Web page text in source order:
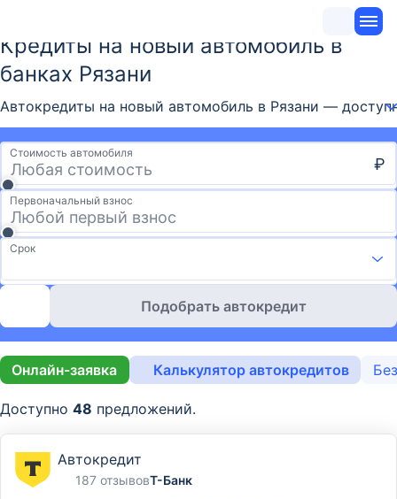
Кредиты на новый автомобиль в
банках Рязани
Автокредиты на новый автомобиль в Рязани —
Стоимость автомобиля
₽
Первоначальный взнос
Срок
Подобрать автокредит
Онлайн-заявка Калькулятор автокредитов
Доступно 48 предложений.
Автокредит
187 отзывовТ-Банк